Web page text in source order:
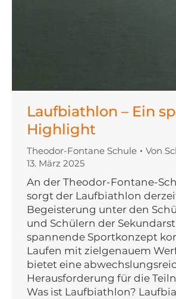
Laufbiathlon – Ein
Highlight
Theodor-Fontane Schule Von
13. März 2025
An der Theodor-Fontane-
sorgt der Laufbiathlon
Begeisterung unter den
und Schülern der
spannende Sportkonzept
Laufen mit zielgenauem
bietet eine
Herausforderung für die
Was ist Laufbiathlon?